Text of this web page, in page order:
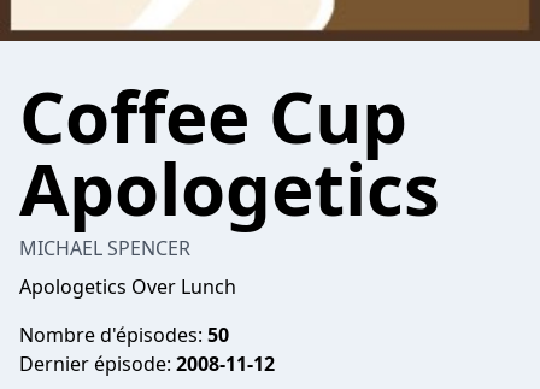
Coffee Cup
Apologetics
MICHAEL SPENCER
Apologetics Over Lunch
Nombre d'épisodes: 50
Dernier épisode: 2008-11-12